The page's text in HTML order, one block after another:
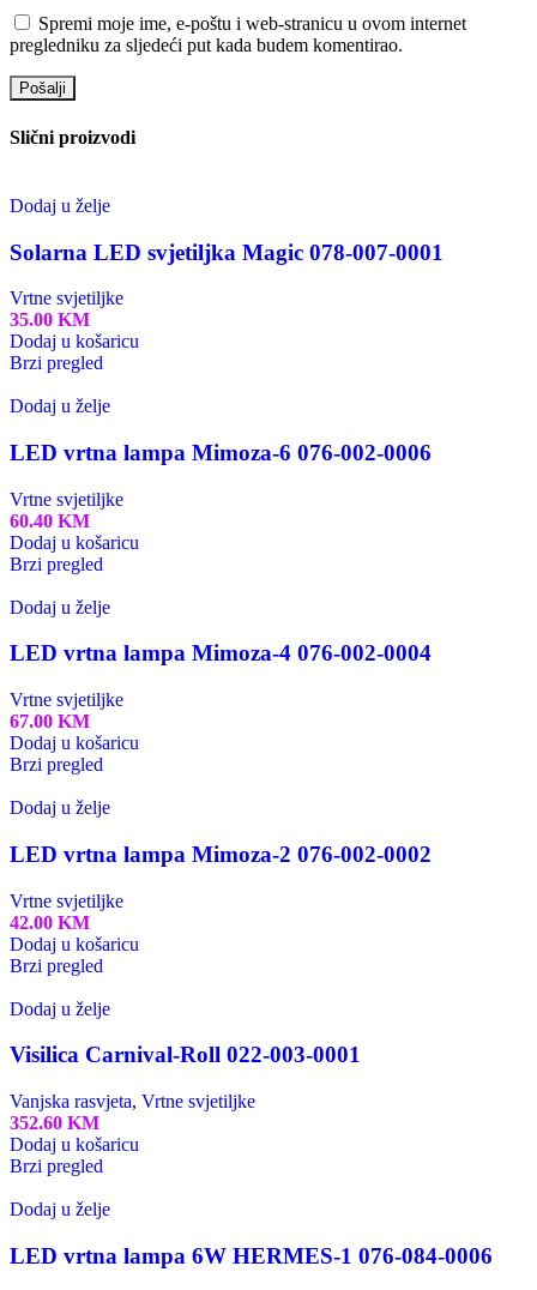
Spremi moje ime, e-poštu i web-stranicu u ovom internet
pregledniku za sljedeći put kada budem komentirao.
Slični proizvodi
Dodaj u želje
Solarna LED svjetiljka Magic 078-007-0001
Vrtne svjetiljke
35.00 KM
Dodaj u košaricu
Brzi pregled
Dodaj u želje
LED vrtna lampa Mimoza-6 076-002-0006
Vrtne svjetiljke
60.40 KM
Dodaj u košaricu
Brzi pregled
Dodaj u želje
LED vrtna lampa Mimoza-4 076-002-0004
Vrtne svjetiljke
67.00 KM
Dodaj u košaricu
Brzi pregled
Dodaj u želje
LED vrtna lampa Mimoza-2 076-002-0002
Vrtne svjetiljke
42.00 KM
Dodaj u košaricu
Brzi pregled
Dodaj u želje
Visilica Carnival-Roll 022-003-0001
Vanjska rasvjeta, Vrtne svjetiljke
352.60 KM
Dodaj u košaricu
Brzi pregled
Dodaj u želje
LED vrtna lampa 6W HERMES-1 076-084-0006